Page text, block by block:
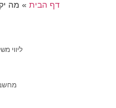
ליווי
דף הבית » מה